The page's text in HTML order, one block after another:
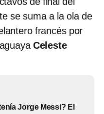
se suma a la ola de
francés por
Celeste
Jorge Messi? El